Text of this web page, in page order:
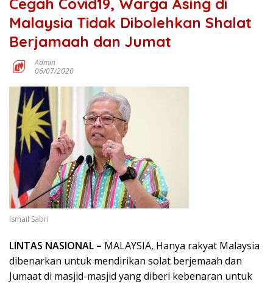
Cegah Covid19, Warga Asing di
Malaysia Tidak Dibolehkan Shalat
Berjamaah dan Jumat
Admin
06/07/2020
Ismail Sabri
LINTAS NASIONAL – MALAYSIA, Hanya rakyat Malaysia
dibenarkan untuk mendirikan solat berjemaah dan
Jumaat di masjid-masjid yang diberi kebenaran untuk